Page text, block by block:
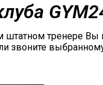
тренере Вы
звоните